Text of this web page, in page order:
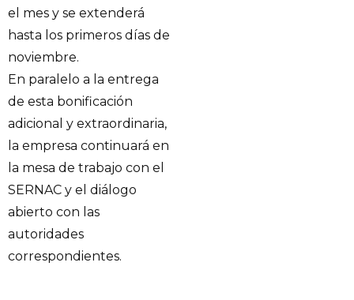
el mes y se extenderá
hasta los primeros días de
noviembre.
En paralelo a la entrega
de esta bonificación
adicional y extraordinaria,
la empresa continuará en
la mesa de trabajo con el
SERNAC y el diálogo
abierto con las
autoridades
correspondientes.